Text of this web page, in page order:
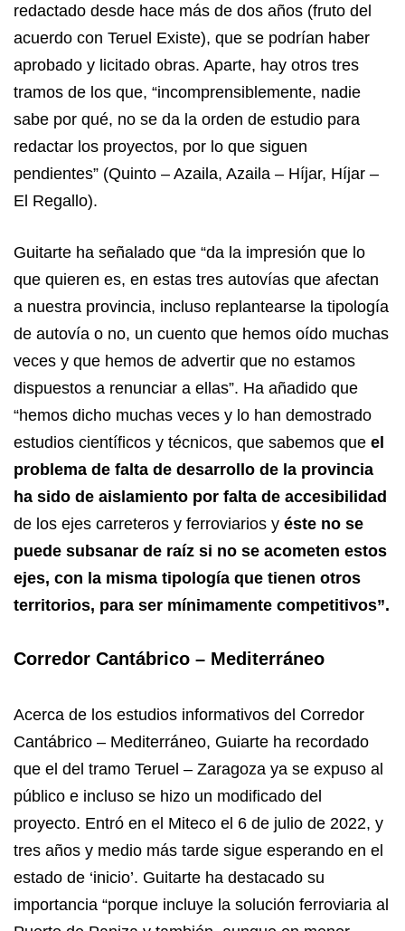
redactado desde hace más de dos años (fruto del
acuerdo con Teruel Existe), que se podrían haber
aprobado y licitado obras. Aparte, hay otros tres
tramos de los que, “incomprensiblemente, nadie
sabe por qué, no se da la orden de estudio para
redactar los proyectos, por lo que siguen
pendientes” (Quinto – Azaila, Azaila – Híjar, Híjar –
El Regallo).
Guitarte ha señalado que “da la impresión que lo
que quieren es, en estas tres autovías que afectan
a nuestra provincia, incluso replantearse la tipología
de autovía o no, un cuento que hemos oído muchas
veces y que hemos de advertir que no estamos
dispuestos a renunciar a ellas”. Ha añadido que
“hemos dicho muchas veces y lo han demostrado
estudios científicos y técnicos, que sabemos que el
problema de falta de desarrollo de la provincia
ha sido de aislamiento por falta de accesibilidad
de los ejes carreteros y ferroviarios y éste no se
puede subsanar de raíz si no se acometen estos
ejes, con la misma tipología que tienen otros
territorios, para ser mínimamente competitivos”.
Corredor Cantábrico – Mediterráneo
Acerca de los estudios informativos del Corredor
Cantábrico – Mediterráneo, Guiarte ha recordado
que el del tramo Teruel – Zaragoza ya se expuso al
público e incluso se hizo un modificado del
proyecto. Entró en el Miteco el 6 de julio de 2022, y
tres años y medio más tarde sigue esperando en el
estado de ‘inicio’. Guitarte ha destacado su
importancia “porque incluye la solución ferroviaria al